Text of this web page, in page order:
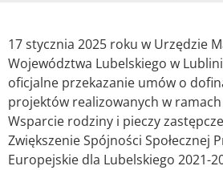
17 stycznia 2025 roku w Urzędzie
Województwa Lubelskiego w
oficjalne przekazanie umów o
projektów realizowanych w ramach
Wsparcie rodziny i pieczy
Zwiększenie Spójności Społecznej
Europejskie dla Lubelskiego 2021-